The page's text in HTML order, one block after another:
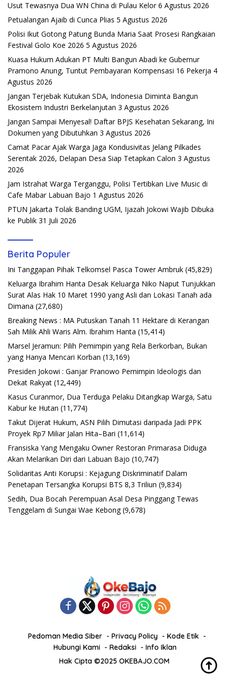
Usut Tewasnya Dua WN China di Pulau Kelor 6 Agustus 2026
Petualangan Ajaib di Cunca Plias 5 Agustus 2026
Polisi Ikut Gotong Patung Bunda Maria Saat Prosesi Rangkaian
Festival Golo Koe 2026 5 Agustus 2026
Kuasa Hukum Adukan PT Multi Bangun Abadi ke Gubernur
Pramono Anung, Tuntut Pembayaran Kompensasi 16 Pekerja 4
Agustus 2026
Jangan Terjebak Kutukan SDA, Indonesia Diminta Bangun
Ekosistem Industri Berkelanjutan 3 Agustus 2026
Jangan Sampai Menyesal! Daftar BPJS Kesehatan Sekarang, Ini
Dokumen yang Dibutuhkan 3 Agustus 2026
Camat Pacar Ajak Warga Jaga Kondusivitas Jelang Pilkades
Serentak 2026, Delapan Desa Siap Tetapkan Calon 3 Agustus
2026
Jam Istrahat Warga Terganggu, Polisi Tertibkan Live Music di
Cafe Mabar Labuan Bajo 1 Agustus 2026
PTUN Jakarta Tolak Banding UGM, Ijazah Jokowi Wajib Dibuka
ke Publik 31 Juli 2026
Berita Populer
Ini Tanggapan Pihak Telkomsel Pasca Tower Ambruk (45,829)
Keluarga Ibrahim Hanta Desak Keluarga Niko Naput Tunjukkan
Surat Alas Hak 10 Maret 1990 yang Asli dan Lokasi Tanah ada
Dimana (27,680)
Breaking News : MA Putuskan Tanah 11 Hektare di Kerangan
Sah Milik Ahli Waris Alm. Ibrahim Hanta (15,414)
Marsel Jeramun: Pilih Pemimpin yang Rela Berkorban, Bukan
yang Hanya Mencari Korban (13,169)
Presiden Jokowi : Ganjar Pranowo Pemimpin Ideologis dan
Dekat Rakyat (12,449)
Kasus Curanmor, Dua Terduga Pelaku Ditangkap Warga, Satu
Kabur ke Hutan (11,774)
Takut Dijerat Hukum, ASN Pilih Dimutasi daripada Jadi PPK
Proyek Rp7 Miliar Jalan Hita–Bari (11,614)
Fransiska Yang Mengaku Owner Restoran Primarasa Diduga
Akan Melarikan Diri dari Labuan Bajo (10,747)
Solidaritas Anti Korupsi : Kejagung Diskriminatif Dalam
Penetapan Tersangka Korupsi BTS 8,3 Triliun (9,834)
Sedih, Dua Bocah Perempuan Asal Desa Pinggang Tewas
Tenggelam di Sungai Wae Kebong (9,678)
Pedoman Media Siber Privacy Policy
Kode Etik
Hubungi Kami
Redaksi
Info Iklan
Hak Cipta ©2025 OKEBAJO.COM